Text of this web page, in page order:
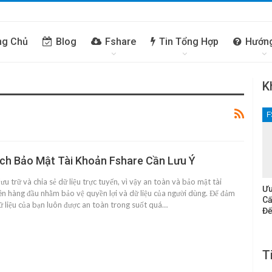
Chủ Blog Fshare Tin Tổng Hợp
Bảo Mật Tài Khoản Fshare Cần Lưu Ý
trữ và chia sẻ dữ liệu trực tuyến, vì vậy an toàn và bảo mật tài
hàng đầu nhằm bảo vệ quyền lợi và dữ liệu của người dùng. Để đảm
liệu của bạn luôn được an toàn trong suốt quá…